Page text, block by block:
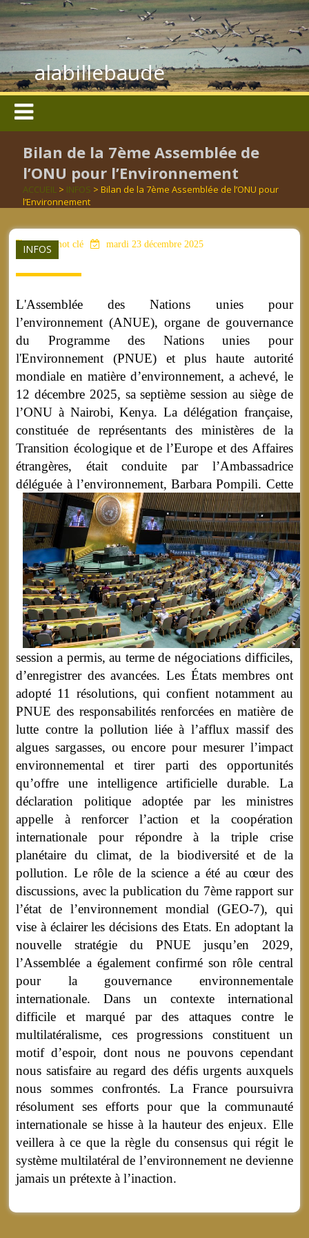
alabillebaude
Bilan de la 7ème Assemblée de
l’ONU pour l’Environnement
ACCUEIL > INFOS > Bilan de la 7ème Assemblée de l’ONU pour
l’Environnement
INFOS
aucun mot clé mardi 23 décembre 2025
L'Assemblée des Nations unies pour
l’environnement (ANUE), organe de gouvernance
du Programme des Nations unies pour
l'Environnement (PNUE) et plus haute autorité
mondiale en matière d’environnement, a achevé, le
12 décembre 2025, sa septième session au siège de
l’ONU à Nairobi, Kenya. La délégation française,
constituée de représentants des ministères de la
Transition écologique et de l’Europe et des Affaires
étrangères, était conduite par l’Ambassadrice
déléguée à l’environnement, Barbara Pompili. Cette
session a permis, au terme de négociations difficiles,
d’enregistrer des avancées. Les États membres ont
adopté 11 résolutions, qui confient notamment au
PNUE des responsabilités renforcées en matière de
lutte contre la pollution liée à l’afflux massif des
algues sargasses, ou encore pour mesurer l’impact
environnemental et tirer parti des opportunités
qu’offre une intelligence artificielle durable. La
déclaration politique adoptée par les ministres
appelle à renforcer l’action et la coopération
internationale pour répondre à la triple crise
planétaire du climat, de la biodiversité et de la
pollution. Le rôle de la science a été au cœur des
discussions, avec la publication du 7ème rapport sur
l’état de l’environnement mondial (GEO-7), qui
vise à éclairer les décisions des Etats. En adoptant la
nouvelle stratégie du PNUE jusqu’en 2029,
l’Assemblée a également confirmé son rôle central
pour la gouvernance environnementale
internationale. Dans un contexte international
difficile et marqué par des attaques contre le
multilatéralisme, ces progressions constituent un
motif d’espoir, dont nous ne pouvons cependant
nous satisfaire au regard des défis urgents auxquels
nous sommes confrontés. La France poursuivra
résolument ses efforts pour que la communauté
internationale se hisse à la hauteur des enjeux. Elle
veillera à ce que la règle du consensus qui régit le
système multilatéral de l’environnement ne devienne
jamais un prétexte à l’inaction.